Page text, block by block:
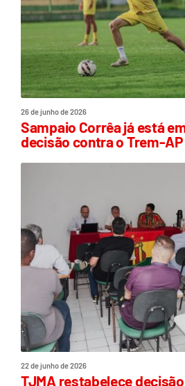
26 de junho de 2026
Sampaio Corrêa já está
decisão contra o Trem-AP
22 de junho de 2026
TJMA restabelece